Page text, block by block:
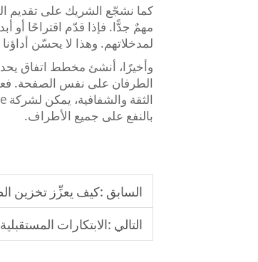
كما نشجّع الشريك على تقديم
مهمٌ جدًّا. فإذا قدّم اقتراحًا أو
لمدخلاتهم. وهذا لا يحسّن
وأخيرًا، أنشئ مخطط اتفاق
الطرفان على نفس الصفحة.
بالنفع على جميع الأطراف.
السابق :كيف يعزِّز تخزين
التالي :الابتكارات